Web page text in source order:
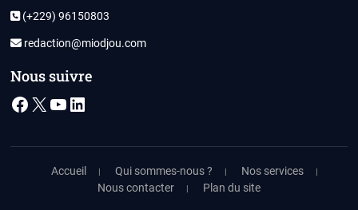
(+229) 96150803
redaction@miodjou.com
Nous suivre
Facebook
X YouTube
LinkedIn
Accueil Qui sommes-nous ?
Nos services
Nous contacter
Plan du site